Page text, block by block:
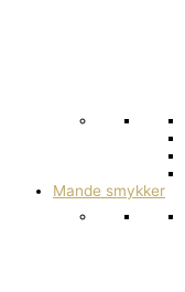
Mande smykker